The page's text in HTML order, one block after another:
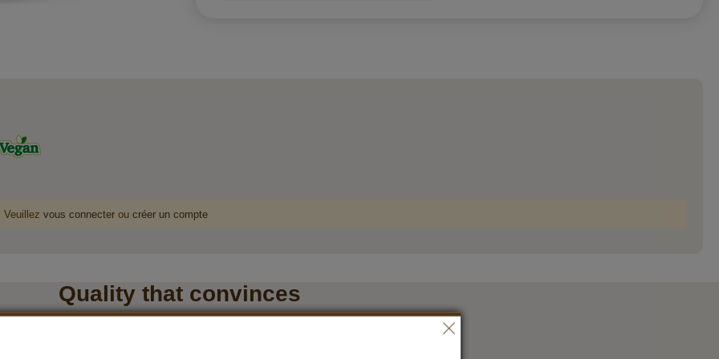
Veuillez vous connecter ou créer un compte
Quality that convinces